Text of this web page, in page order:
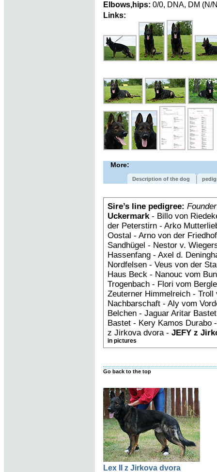
Elbows,hips: 0/0, DNA, DM (N/
Links:
More:
Description of the dog
Sire’s line pedigree: Founder
Uckermark- Billo von
der Peterstirn - Arko
Oostal - Arno von der
Sandhügel - Nestor v.
Hassenfang - Axel d.
Nordfelsen - Veus von der
Haus Beck - Nanouc vom
Trogenbach - Flori vom
Zeuterner Himmelreich - Troll
Nachbarschaft - Aly vom
Belchen - Jaguar Aritar
Bastet - Kery Kamos Durabo
z Jirkova dvora - JEFY z
in pictures
Go back to the top
Lex II z Jirkova dvora